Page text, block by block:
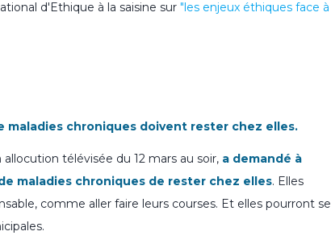
d'Ethique à la saisine sur "les enjeux éthiques face à
chroniques doivent rester chez elles.
télévisée du 12 mars au soir, a demandé à
maladies chroniques de rester chez elles. Elles
comme aller faire leurs courses. Et elles pourront se